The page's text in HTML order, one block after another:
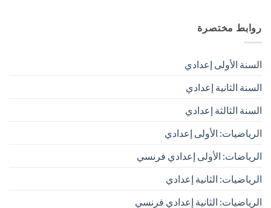
روابط مختصرة
السنة الأولى إعدادي
السنة الثانية إعدادي
السنة الثالثة إعدادي
الرياضيات: الأولى إعدادي
الرياضات: الأولى إعدادي فرنسي
الرياضيات: الثانية إعدادي
الرياضيات: الثانية إعدادي فرنسي